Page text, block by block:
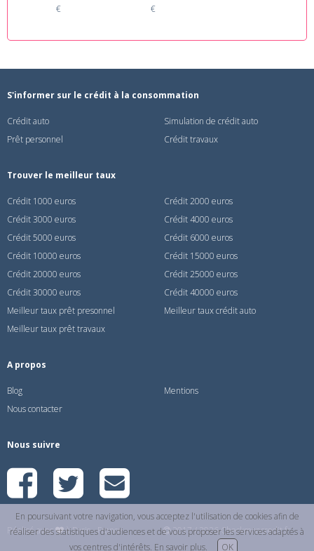
€
€
En poursuivant votre navigation, vous acceptez l'utilisation de cookies afin de
réaliser des statistiques d'audiences et de vous proposer les services adaptés à
vos centres d'intérêts. En savoir plus. OK
S'informer sur le crédit à la consommation
Crédit auto
Simulation de crédit auto
Prêt personnel
Crédit travaux
Trouver le meilleur taux
Crédit 1000 euros
Crédit 2000 euros
Crédit 3000 euros
Crédit 4000 euros
Crédit 5000 euros
Crédit 6000 euros
Crédit 10000 euros
Crédit 15000 euros
Crédit 20000 euros
Crédit 25000 euros
Crédit 30000 euros
Crédit 40000 euros
Meilleur taux prêt presonnel
Meilleur taux crédit auto
Meilleur taux prêt travaux
A propos
Blog
Mentions
Nous contacter
Nous suivre
Réalisé avec à Paris - France 2017 / 2026 Checkmoncredit.fr